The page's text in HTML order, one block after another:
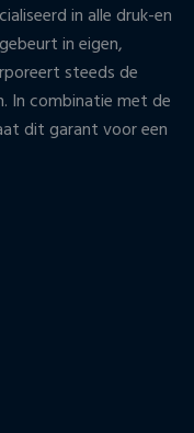
in alle druk-en
in eigen,
steeds de
In combinatie met de
dit garant voor een